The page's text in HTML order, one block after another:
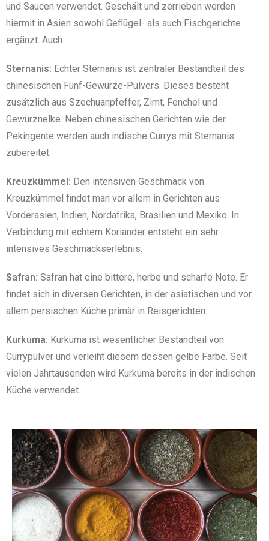
und Saucen verwendet. Geschält und zerrieben werden
hiermit in Asien sowohl Geflügel- als auch Fischgerichte
ergänzt. Auch
Sternanis: Echter Sternanis ist zentraler Bestandteil des
chinesischen Fünf-Gewürze-Pulvers. Dieses besteht
zusätzlich aus Szechuanpfeffer, Zimt, Fenchel und
Gewürznelke. Neben chinesischen Gerichten wie der
Pekingente werden auch indische Currys mit Sternanis
zubereitet.
Kreuzkümmel: Den intensiven Geschmack von
Kreuzkümmel findet man vor allem in Gerichten aus
Vorderasien, Indien, Nordafrika, Brasilien und Mexiko. In
Verbindung mit echtem Koriander entsteht ein sehr
intensives Geschmackserlebnis.
Safran: Safran hat eine bittere, herbe und scharfe Note. Er
findet sich in diversen Gerichten, in der asiatischen und vor
allem persischen Küche primär in Reisgerichten.
Kurkuma: Kurkuma ist wesentlicher Bestandteil von
Currypulver und verleiht diesem dessen gelbe Farbe. Seit
vielen Jahrtausenden wird Kurkuma bereits in der indischen
Küche verwendet.